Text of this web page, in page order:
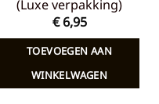
(Luxe verpakking)
€6,95
TOEVOEGEN AAN
WINKELWAGEN